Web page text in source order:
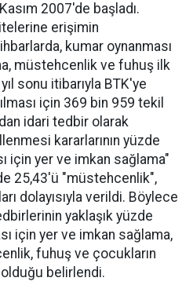
2007'de başladı.
erişimin
kumar oynanması
müstehcenlik ve fuhuş ilk
sonu itibarıyla BTK'ye
için 369 bin 959 tekil
idari tedbir olarak
kararlarının yüzde
için yer ve imkan sağlama"
25,43'ü "müstehcenlik",
dolayısıyla verildi. Böylece
yaklaşık yüzde
için yer ve imkan sağlama,
fuhuş ve çocukların
belirlendi.